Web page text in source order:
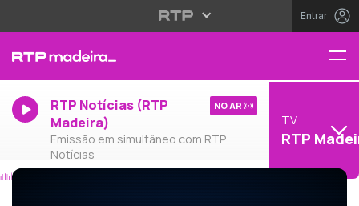
Entrar
RTP Notícias (RTP
Madeira)
Emissão em simultâneo com RTP
Notícias
NO AR
TV
RTP